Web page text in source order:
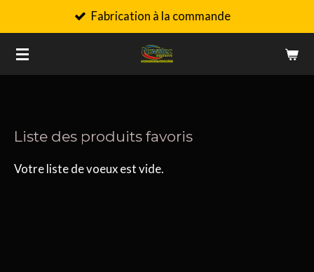
au
contenu
principal
Fabrication à la commande
Liste des produits favoris
Votre liste de voeux est vide.